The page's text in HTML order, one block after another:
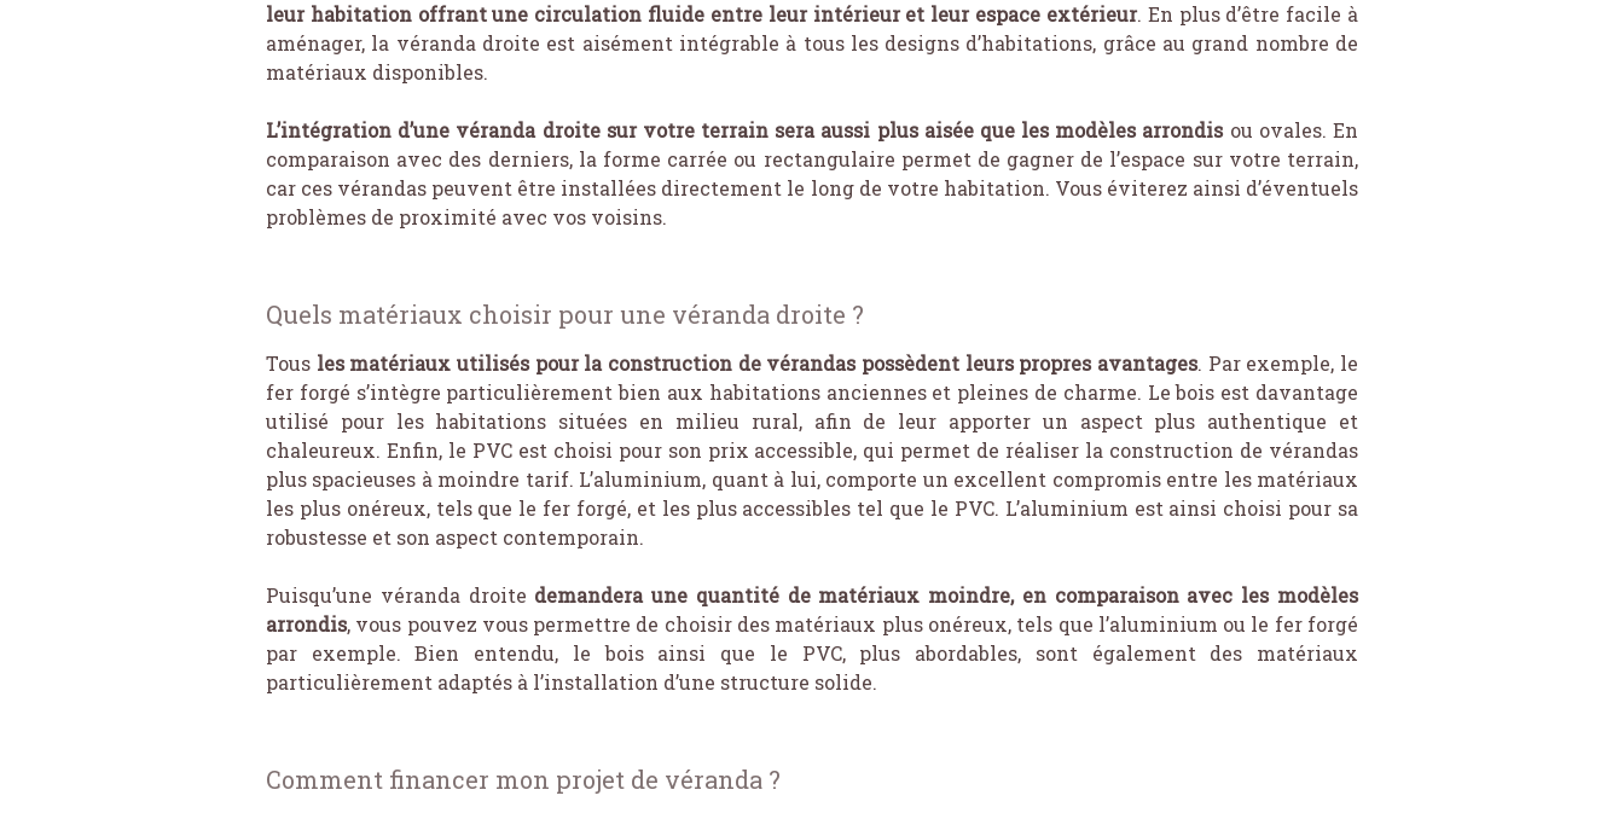
leur habitation offrant une circulation fluide entre leur intérieur et leur espace extérieur. En plus d’être facile à
aménager, la véranda droite est aisément intégrable à tous les designs d’habitations, grâce au grand nombre de
matériaux disponibles.
L’intégration d’une véranda droite sur votre terrain sera aussi plus aisée que les modèles arrondis ou ovales. En
comparaison avec des derniers, la forme carrée ou rectangulaire permet de gagner de l’espace sur votre terrain,
car ces vérandas peuvent être installées directement le long de votre habitation. Vous éviterez ainsi d’éventuels
problèmes de proximité avec vos voisins.
Quels matériaux choisir pour une véranda droite ?
Tous les matériaux utilisés pour la construction de vérandas possèdent leurs propres avantages. Par exemple, le
fer forgé s’intègre particulièrement bien aux habitations anciennes et pleines de charme. Le bois est davantage
utilisé pour les habitations situées en milieu rural, afin de leur apporter un aspect plus authentique et
chaleureux. Enfin, le PVC est choisi pour son prix accessible, qui permet de réaliser la construction de vérandas
plus spacieuses à moindre tarif. L’aluminium, quant à lui, comporte un excellent compromis entre les matériaux
les plus onéreux, tels que le fer forgé, et les plus accessibles tel que le PVC. L’aluminium est ainsi choisi pour sa
robustesse et son aspect contemporain.
Puisqu’une véranda droite demandera une quantité de matériaux moindre, en comparaison avec les modèles
arrondis, vous pouvez vous permettre de choisir des matériaux plus onéreux, tels que l’aluminium ou le fer forgé
par exemple. Bien entendu, le bois ainsi que le PVC, plus abordables, sont également des matériaux
particulièrement adaptés à l’installation d’une structure solide.
Comment financer mon projet de véranda ?